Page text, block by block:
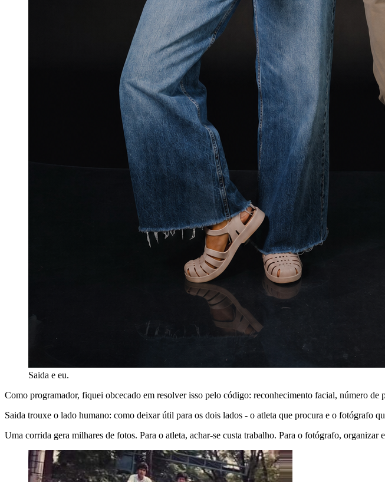
Saida e eu.
Como programador, fiquei obcecado em resolver isso pelo código: reconhecimento facial, número de
Saida trouxe o lado humano: como deixar útil para os dois lados - o atleta que procura e o fotógrafo
Uma corrida gera milhares de fotos. Para o atleta, achar-se custa trabalho. Para o fotógrafo,